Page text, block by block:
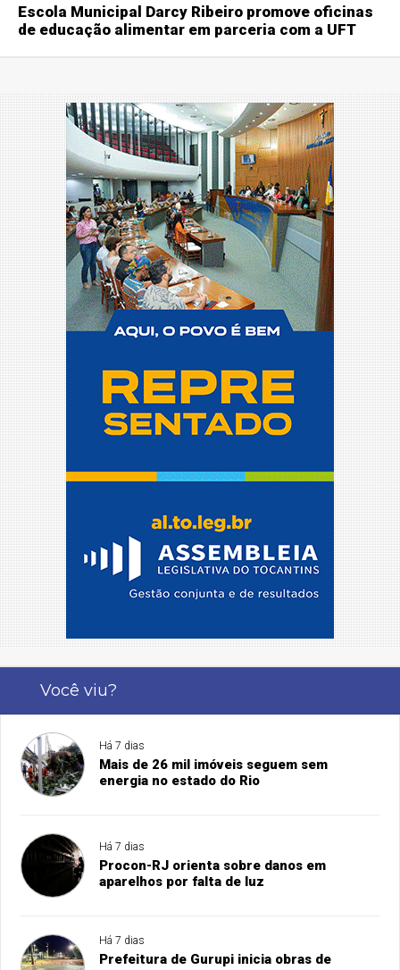
Escola Municipal Darcy Ribeiro promove oficinas
de educação alimentar em parceria com a UFT
Você viu?
Há 7 dias
Mais de 26 mil imóveis seguem sem
energia no estado do Rio
Há 7 dias
Procon-RJ orienta sobre danos em
aparelhos por falta de luz
Há 7 dias
Prefeitura de Gurupi inicia obras de